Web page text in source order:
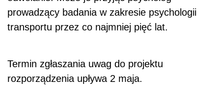
prowadzący badania w zakresie psychologii
transportu przez co najmniej pięć lat.
Termin zgłaszania uwag do projektu
rozporządzenia upływa 2 maja.